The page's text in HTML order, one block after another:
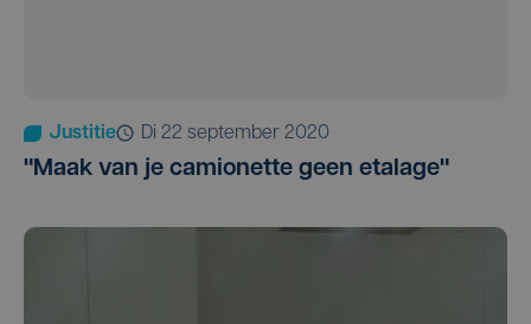
Justitie di 22 september 2020
"Maak van je camionette geen etalage"